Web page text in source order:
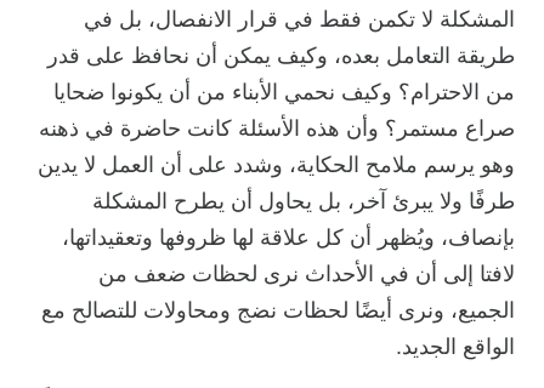
المشكلة لا تكمن فقط في قرار الانفصال، بل في
طريقة التعامل بعده، وكيف يمكن أن نحافظ على قدر
من الاحترام؟ وكيف نحمي الأبناء من أن يكونوا ضحايا
صراع مستمر؟ وأن هذه الأسئلة كانت حاضرة في ذهنه
وهو يرسم ملامح الحكاية، وشدد على أن العمل لا يدين
طرفًا ولا يبرئ آخر، بل يحاول أن يطرح المشكلة
بإنصاف، ويُظهر أن كل علاقة لها ظروفها وتعقيداتها،
لافتا إلى أن في الأحداث نرى لحظات ضعف من
الجميع، ونرى أيضًا لحظات نضج ومحاولات للتصالح مع
الواقع الجديد.